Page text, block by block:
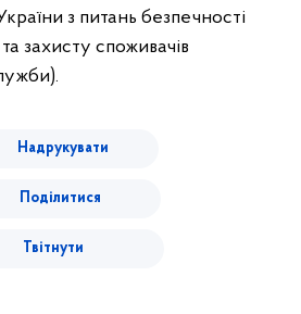
з питань безпечності
захисту споживачів
Надрукувати
Поділитися
Твітнути